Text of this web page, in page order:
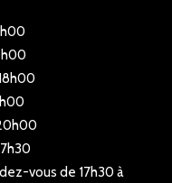
vous de 17h30 à